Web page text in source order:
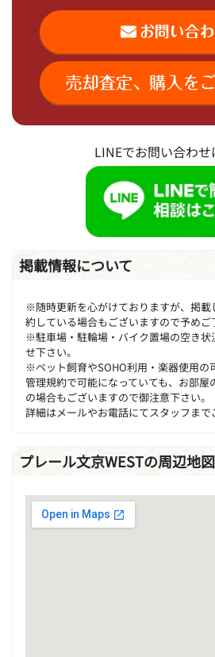
LINEでお問い合わせ
掲載情報について
※随時更新を心がけておりますが、掲載
約している場合もございますので予めご
※駐車場・駐輪場・バイク置場の空き状
せ下さい。
※ペット飼育やSOHO利用・楽器使用の
管理規約で可能になっていても、お部屋
の場合もございますので御注意下さい。
詳細はメールやお電話にてスタッフまで
プレール文京WESTの周辺地図